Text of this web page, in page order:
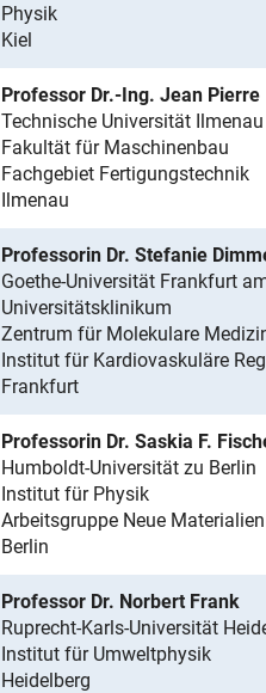
Physik
Kiel
Professor Dr.-Ing. Jean Pierre
Technische Universität Ilmenau
Fakultät für Maschinenbau
Fachgebiet Fertigungstechnik
Ilmenau
Professorin Dr. Stefanie
Goethe-Universität Frankfurt
Universitätsklinikum
Zentrum für Molekulare
Institut für Kardiovaskuläre
Frankfurt
Professorin Dr. Saskia F.
Humboldt-Universität zu Berlin
Institut für Physik
Arbeitsgruppe Neue Materialien
Berlin
Professor Dr. Norbert Frank
Ruprecht-Karls-Universität
Institut für Umweltphysik
Heidelberg